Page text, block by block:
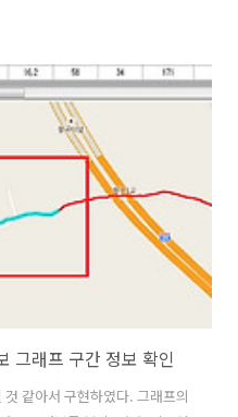
열면 [전체화면] 버튼이 활성
모드에서 데이터 검색은 일별
화면] 일 때는 관리관련 버튼
수 없다. [검색조건]에서 [일
능하다. 데이터 화면이 열려
여 되고 [지도]관련 ..
그래프 구간 정보 확인
같아서 구현하였다. 그래프의